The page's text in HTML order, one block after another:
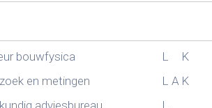
bouwfysica L
K
en metingen L A K
adviesbureau
L